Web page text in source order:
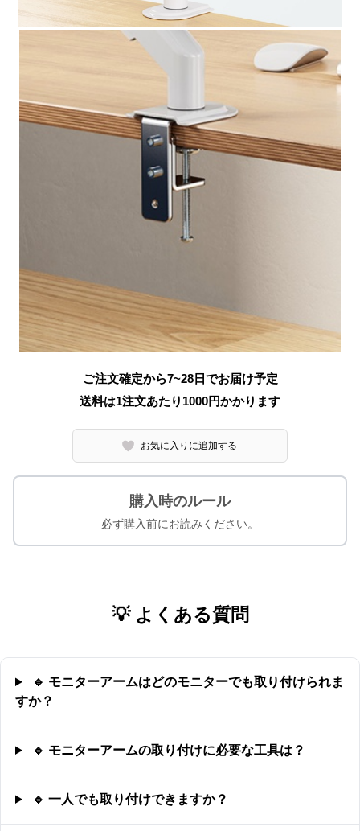
ご注文確定から7~28日でお届け予定
送料は1注文あたり 1000円かかります
お気に入りに追加する
購入時のルール
必ず購入前にお読みください。
💡 よくある質問
🔹 モニターアームはどのモニターでも取り付けられま
すか？
🔹 モニターアームの取り付けに必要な工具は？
🔹 一人でも取り付けできますか？